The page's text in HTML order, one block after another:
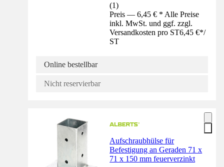
(1)
Preis — 6,45 € * Alle Preise
inkl. MwSt. und ggf. zzgl.
Versandkosten pro ST6,45 €*/
ST
Online bestellbar
Nicht reservierbar
Aufschraubhülse für
Befestigung an Geraden 71 x
71 x 150 mm feuerverzinkt